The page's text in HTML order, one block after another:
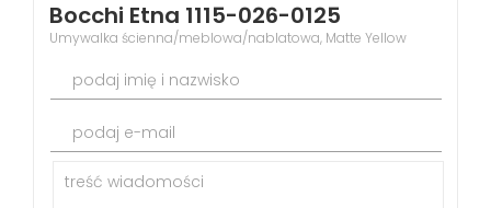
Bocchi Etna 1115-026-0125
Umywalka ścienna/meblowa/nablatowa, Matte Yellow
podaj imię i nazwisko
podaj e-mail